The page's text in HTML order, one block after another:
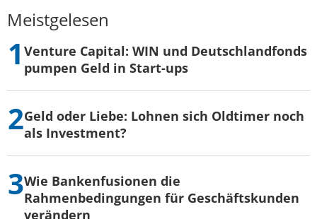
Meistgelesen
Venture Capital: WIN und Deutschlandfonds
pumpen Geld in Start-ups
Geld oder Liebe: Lohnen sich Oldtimer noch
als Investment?
Wie Bankenfusionen die
Rahmenbedingungen für Geschäftskunden
verändern